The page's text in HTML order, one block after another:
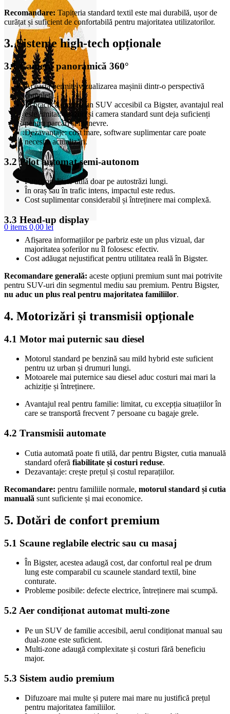
0 items 0,00 lei
Recomandare:Tapițeria standard textil este mai durabilă, ușor de
curățat și suficient de confortabilă pentru majoritatea utilizatorilor.
3. Sisteme high-tech opționale
3.1 Camera panoramică 360°
Aceasta permite vizualizarea mașinii dintr-o perspectivă
completă.
În practică, pentru un SUV accesibil ca Bigster, avantajul real
este limitat: senzori și camera standard sunt deja suficienți
pentru parcări și manevre.
Dezavantaje: cost mare, software suplimentar care poate
necesita actualizări.
3.2 Pilot automat semi-autonom
Funcționalitate utilă doar pe autostrăzi lungi.
În oraș sau în trafic intens, impactul este redus.
Cost suplimentar considerabil și întreținere mai complexă.
3.3 Head-up display
Afișarea informațiilor pe parbriz este un plus vizual, dar
majoritatea șoferilor nu îl folosesc efectiv.
Cost adăugat nejustificat pentru utilitatea reală în Bigster.
Recomandare generală: aceste opțiuni premium sunt mai potrivite
pentru SUV-uri din segmentul mediu sau premium. Pentru Bigster,
nu aduc un plus real pentru majoritatea familiilor.
4. Motorizări și transmisii opționale
4.1 Motor mai puternic sau diesel
Motorul standard pe benzină sau mild hybrid este suficient
pentru uz urban și drumuri lungi.
Motoarele mai puternice sau diesel aduc costuri mai mari la
achiziție și întreținere.
Avantajul real pentru familie: limitat, cu excepția situațiilor în
care se transportă frecvent 7 persoane cu bagaje grele.
4.2 Transmisii automate
Cutia automată poate fi utilă, dar pentru Bigster, cutia manuală
standard oferă fiabilitate și costuri reduse.
Dezavantaje: crește prețul și costul reparațiilor.
Recomandare: pentru familiile normale, motorul standard și cutia
manuală sunt suficiente și mai economice.
5. Dotări de confort premium
5.1 Scaune reglabile electric sau cu masaj
În Bigster, acestea adaugă cost, dar confortul real pe drum
lung este comparabil cu scaunele standard textil, bine
conturate.
Probleme posibile: defecte electrice, întreținere mai scumpă.
5.2 Aer condiționat automat multi-zone
Pe un SUV de familie accesibil, aerul condiționat manual sau
dual-zone este suficient.
Multi-zone adaugă complexitate și costuri fără beneficiu
major.
5.3 Sistem audio premium
Difuzoare mai multe și putere mai mare nu justifică prețul
pentru majoritatea familiilor.